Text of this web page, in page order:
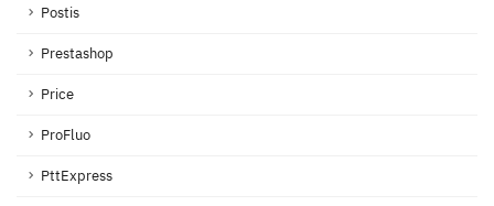
Postis
Prestashop
Price
ProFluo
PttExpress